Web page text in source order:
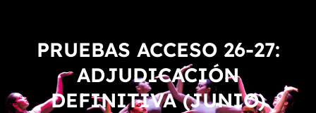
PRUEBAS ACCESO 26-27:
ADJUDICACIÓN
DEFINITIVA (JUNIO)